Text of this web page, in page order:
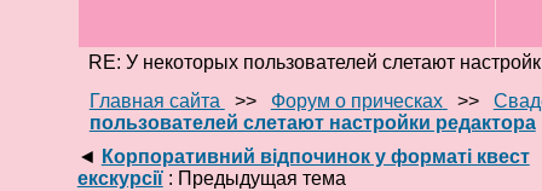
RE: У некоторых пользователей слетают
Главная сайта
>> Форум о прическах >>
пользователей слетают настройки редактора
◄ Корпоративний відпочинок у форматі квест
екскурсії: Предыдущая тема